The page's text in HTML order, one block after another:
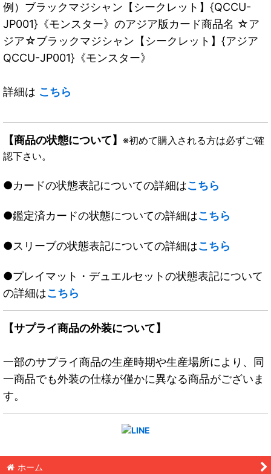
例）ブラックマジシャン【シークレット】{QCCU-
JP001}《モンスター》のアジア版カード商品名 ☆ア
ジア☆ブラックマジシャン【シークレット】{アジア
QCCU-JP001}《モンスター》
詳細は こちら
【商品の状態について】 ※初めて購入される方は必ずご確
認下さい。
●カードの状態表記についての詳細はこちら
●鑑定済カードの状態についての詳細はこちら
●スリーブの状態表記についての詳細はこちら
●プレイマット・デュエルセットの状態表記について
の詳細はこちら
【サプライ商品の外装について】
一部のサプライ商品の生産時期や生産場所により、同
一商品でも外装の仕様が僅かに異なる商品がございま
す。
ホーム